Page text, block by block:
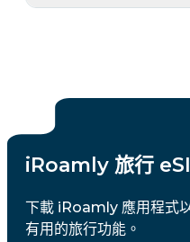
iRoamly 旅行
下載 iRoamly 應用程式
有用的旅行功能。